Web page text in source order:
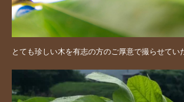
とても珍しい木を有志の方のご厚意で撮らせてい